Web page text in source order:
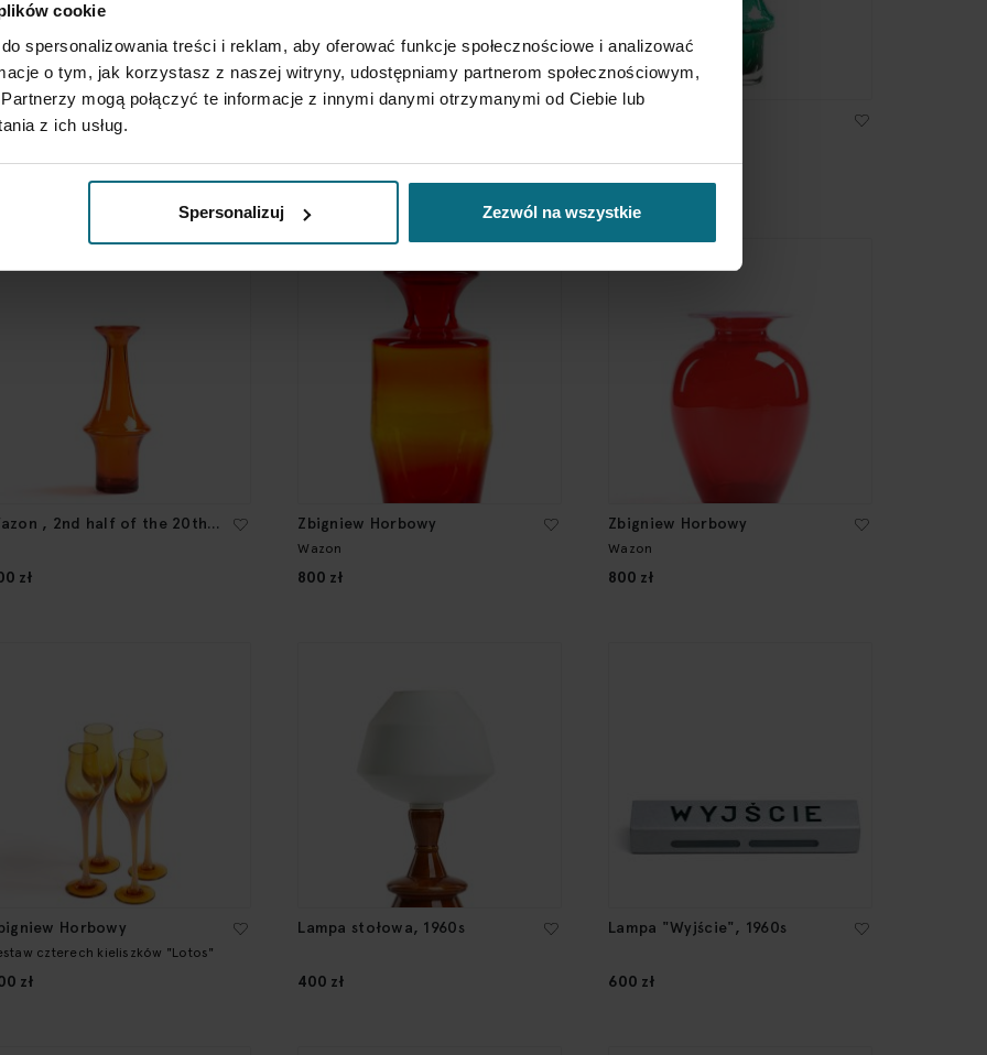
cookie
spersonalizowania treści i reklam, aby oferować funkcje społecznościowe i analizować
o tym, jak korzystasz z naszej witryny, udostępniamy partnerom społecznościowym,
mogą połączyć te informacje z innymi danymi otrzymanymi od Ciebie lub
z ich usług.
Spersonalizuj Zezwól na wszystkie
Podlasek
, 2nd half of the 20th
zł
Zbigniew Horbowy
Wazon
800 zł
Zbigniew Horbowy
Wazon
800 zł
Horbowy
czterech kieliszków "Lotos"
zł
Lampa stołowa, 1960s
400 zł
Lampa "Wyjście", 1960s
600 zł